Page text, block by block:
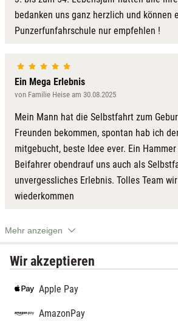
bedanken uns ganz herzlich und können
Punzerfunfahrschule nur empfehlen !
Ein Mega Erlebnis
von Familie Heise am 30.08.2025
Mein Mann hat die Selbstfahrt zum
Freunden bekommen, spontan hab ich
mitgebucht, beste Idee ever. Ein
Beifahrer obendrauf uns auch als
unvergessliches Erlebnis. Tolles Team
wiederkommen
Mehr anzeigen
Wir akzeptieren
Apple Pay
AmazonPay